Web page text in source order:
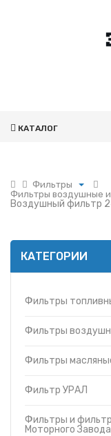
КАТАЛОГ
Фильтры
Поршневая
Фильтры
Гидромоторы
Насосы
Вкладыши
О компании
Доставка
Фильтры воздушные
Фильтры топливные
Фильтры и
Фильтры и
Фильтры и
Фильтры и
Фильтры и
Воздушный фильтр
КАТЕГОРИИ
Фильтры
Фильтры
Фильтры
Фильтр УРАЛ
Фильтры и
Моторного Завода